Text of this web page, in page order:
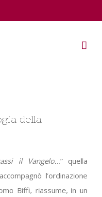
della
il Vangelo…” quella
l’ordinazione
Biffi, riassume, in un